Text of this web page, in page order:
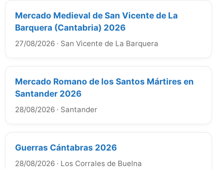
Mercado Medieval de San Vicente de La
Barquera (Cantabria) 2026
27/08/2026 · San Vicente de La Barquera
Mercado Romano de los Santos Mártires en
Santander 2026
28/08/2026 · Santander
Guerras Cántabras 2026
28/08/2026 · Los Corrales de Buelna